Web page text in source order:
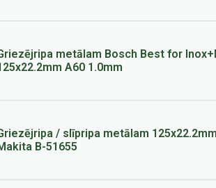
metālam Bosch Best for
A60 1.0mm
/ slīpripa metālam
B-51655